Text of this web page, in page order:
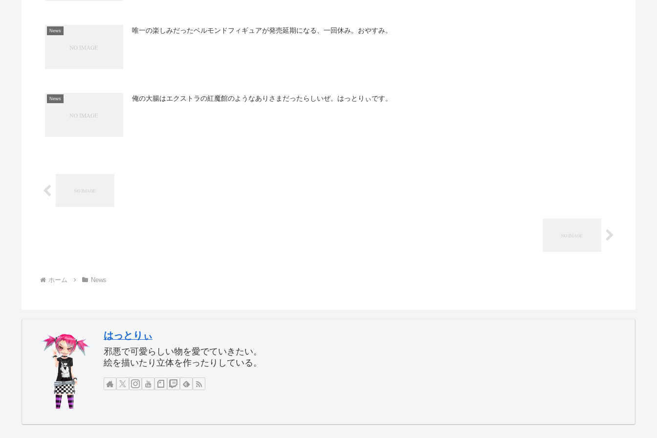
News 唯一の楽しみだったベルモンドフィギュアが発売延期になる、一回休み。おやすみ。
News 俺の大腸はエクストラの紅魔館のようなありさまだったらしいぜ。はっとりぃです。
ホーム News
はっとりぃ
邪悪で可愛らしい物を愛でていきたい。
絵を描いたり立体を作ったりしている。